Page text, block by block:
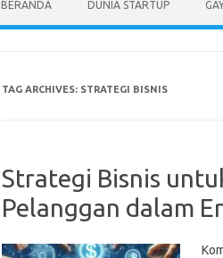
BERANDA DUNIA STARTUP
TAG ARCHIVES: STRATEGI BISNIS
Strategi Bisnis
Pelanggan dalam